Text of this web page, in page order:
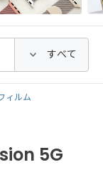
ィルム
5G